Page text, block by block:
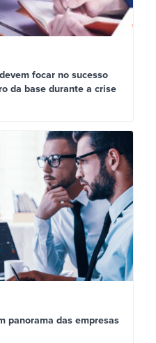
focar no sucesso
da base durante a crise
panorama das empresas